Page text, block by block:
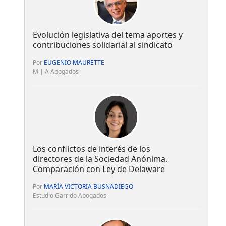
Evolución legislativa del tema aportes y
contribuciones solidarial al sindicato
Por EUGENIO MAURETTE
M | A Abogados
Los conflictos de interés de los
directores de la Sociedad Anónima.
Comparación con Ley de Delaware
Por MARÍA VICTORIA BUSNADIEGO
Estudio Garrido Abogados